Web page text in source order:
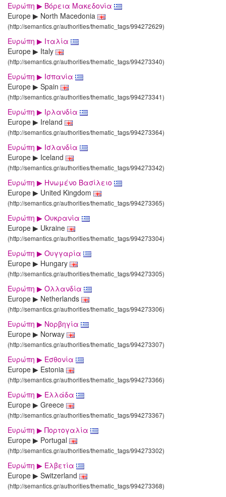
Ευρώπη ▶ Βόρεια Μακεδονία
Europe ▶ North Macedonia
(http://semantics.gr/authorities/thematic_tags/994272629)
Ευρώπη ▶ Ιταλία
Europe ▶ Italy
(http://semantics.gr/authorities/thematic_tags/994273340)
Ευρώπη ▶ Ισπανία
Europe ▶ Spain
(http://semantics.gr/authorities/thematic_tags/994273341)
Ευρώπη ▶ Ιρλανδία
Europe ▶ Ireland
(http://semantics.gr/authorities/thematic_tags/994273364)
Ευρώπη ▶ Ισλανδία
Europe ▶ Iceland
(http://semantics.gr/authorities/thematic_tags/994273342)
Ευρώπη ▶ Ηνωμένο Βασίλειο
Europe ▶ United Kingdom
(http://semantics.gr/authorities/thematic_tags/994273365)
Ευρώπη ▶ Ουκρανία
Europe ▶ Ukraine
(http://semantics.gr/authorities/thematic_tags/994273304)
Ευρώπη ▶ Ουγγαρία
Europe ▶ Hungary
(http://semantics.gr/authorities/thematic_tags/994273305)
Ευρώπη ▶ Ολλανδία
Europe ▶ Netherlands
(http://semantics.gr/authorities/thematic_tags/994273306)
Ευρώπη ▶ Νορβηγία
Europe ▶ Norway
(http://semantics.gr/authorities/thematic_tags/994273307)
Ευρώπη ▶ Εσθονία
Europe ▶ Estonia
(http://semantics.gr/authorities/thematic_tags/994273366)
Ευρώπη ▶ Ελλάδα
Europe ▶ Greece
(http://semantics.gr/authorities/thematic_tags/994273367)
Ευρώπη ▶ Πορτογαλία
Europe ▶ Portugal
(http://semantics.gr/authorities/thematic_tags/994273302)
Ευρώπη ▶ Ελβετία
Europe ▶ Switzerland
(http://semantics.gr/authorities/thematic_tags/994273368)